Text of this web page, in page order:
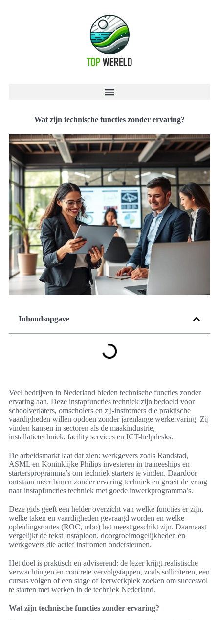
Wat zijn technische functies zonder ervaring?
Inhoudsopgave
Veel bedrijven in Nederland bieden technische functies zonder
ervaring aan. Deze instapfuncties techniek zijn bedoeld voor
schoolverlaters, omscholers en zij-instromers die praktische
vaardigheden willen opdoen zonder jarenlange werkervaring. Zij
vinden kansen in sectoren als de maakindustrie,
installatietechniek, facility services en ICT-helpdesks.
De arbeidsmarkt laat dat zien: werkgevers zoals Randstad,
ASML en Koninklijke Philips investeren in traineeships en
startersprogramma’s om techniek starters te vinden. Daardoor
ontstaan meer banen zonder ervaring techniek en groeit de vraag
naar instapfuncties techniek met goede inwerkprogramma’s.
Deze gids geeft een helder overzicht van welke functies er zijn,
welke taken en vaardigheden gevraagd worden en welke
opleidingsroutes (ROC, mbo) het meest geschikt zijn. Daarnaast
vergelijkt de tekst instaploon, doorgroeimogelijkheden en
werkgevers die actief instromen ondersteunen.
Het doel is praktisch en adviserend: de lezer krijgt realistische
verwachtingen en concrete vervolgstappen, zoals solliciteren, een
cursus volgen of een stage of leerwerkplek zoeken om succesvol
te starten met werken in de techniek Nederland.
Wat zijn technische functies zonder ervaring?